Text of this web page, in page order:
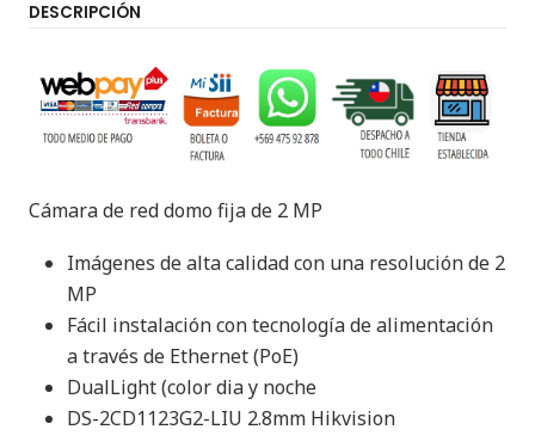
DESCRIPCIÓN
Cámara de red domo fija de 2 MP
Imágenes de alta calidad con una resolución de 2
MP
Fácil instalación con tecnología de alimentación
a través de Ethernet (PoE)
DualLight (color dia y noche
DS-2CD1123G2-LIU 2.8mm Hikvision